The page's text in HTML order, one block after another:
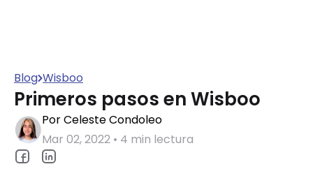
Blog Wisboo
Primeros pasos en Wisboo
Por Celeste Condoleo
Mar 02, 2022 • 4 min lectura